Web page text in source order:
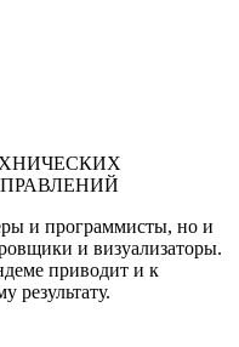
и программисты, но и
и визуализаторы.
приводит и к
результату.